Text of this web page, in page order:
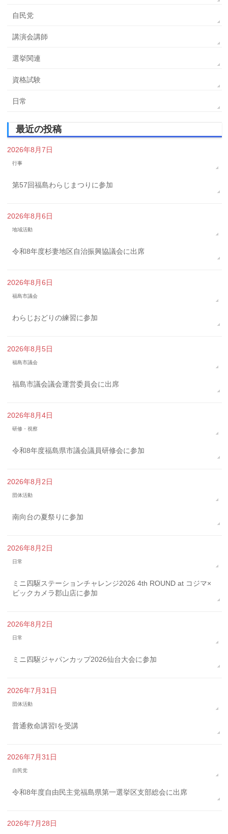
自民党
講演会講師
選挙関連
資格試験
日常
最近の投稿
2026年8月7日
行事
第57回福島わらじまつりに参加
2026年8月6日
地域活動
令和8年度杉妻地区自治振興協議会に出席
2026年8月6日
福島市議会
わらじおどりの練習に参加
2026年8月5日
福島市議会
福島市議会議会運営委員会に出席
2026年8月4日
研修・視察
令和8年度福島県市議会議員研修会に参加
2026年8月2日
団体活動
南向台の夏祭りに参加
2026年8月2日
日常
ミニ四駆ステーションチャレンジ2026 4th ROUND at コジマ×
ビックカメラ郡山店に参加
2026年8月2日
日常
ミニ四駆ジャパンカップ2026仙台大会に参加
2026年7月31日
団体活動
普通救命講習Iを受講
2026年7月31日
自民党
令和8年度自由民主党福島県第一選挙区支部総会に出席
2026年7月28日